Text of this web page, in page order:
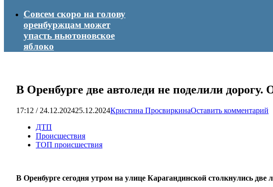
Совсем скоро на голову
оренбуржцам может
упасть ньютоновское
яблоко
В Оренбурге две автоледи не поделили дорогу.
17:12 / 24.12.202425.12.2024Кристина ПросвиркинаОставить комментарий
ДТП
Происшествия
ТОП происшествия
В Оренбурге сегодня утром на улице Карагандинской столкнулись